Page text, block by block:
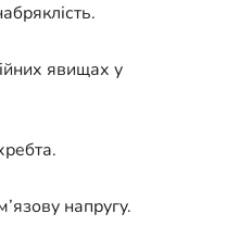
явищах у
напругу.